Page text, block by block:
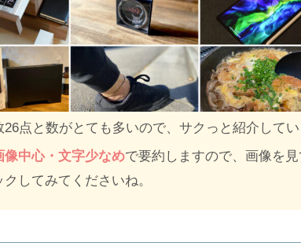
点と数がとても多いので、サクっと紹介してい
像中心・文字少なめで要約しますので、画像を
してみてくださいね。